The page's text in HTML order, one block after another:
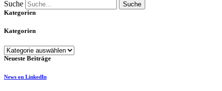
Suche
Suche
Kategorien
Kategorien
Kategorien
Neueste Beiträge
News on LinkedIn